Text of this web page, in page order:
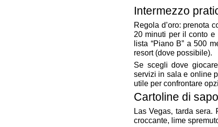
Intermezzo
Regola d’oro: prenota
20 minuti per il conto
lista “Piano B” a 500
resort (dove possibile).
Se scegli dove
servizi in sala e online
utile per confrontare
Cartoline di
Las Vegas, tarda
croccante, lime